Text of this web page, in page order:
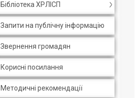
Бібліотека ХРЛІСП
Запити на публічну інформацію
Звернення громадян
Корисні посилання
Методичні рекомендації